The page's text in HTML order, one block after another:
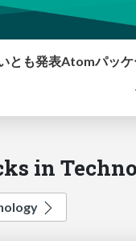
とも発表Atomパッケ
in